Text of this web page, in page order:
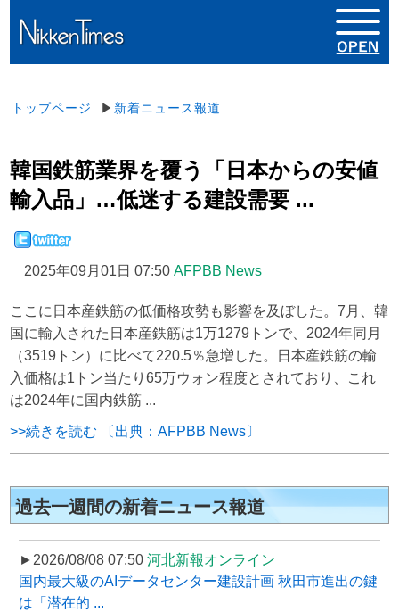
トップページ ▶ 新着ニュース報道
韓国鉄筋業界を覆う「日本からの安値
輸入品」…低迷する建設需要 ...
2025年09月01日 07:50 AFPBB News
ここに日本産鉄筋の低価格攻勢も影響を及ぼした。7月、韓
国に輸入された日本産鉄筋は1万1279トンで、2024年同月
（3519トン）に比べて220.5％急増した。日本産鉄筋の輸
入価格は1トン当たり65万ウォン程度とされており、これ
は2024年に国内鉄筋 ...
>>続きを読む 〔出典：AFPBB News〕
過去一週間の新着ニュース報道
►2026/08/08 07:50 河北新報オンライン
国内最大級のAIデータセンター建設計画 秋田市進出の鍵
は「潜在的 ...